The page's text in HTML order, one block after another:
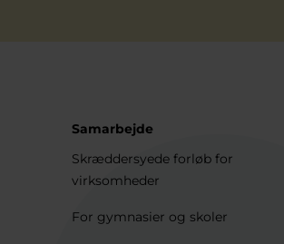
Samarbejde
Skræddersyede forløb for
virksomheder
For gymnasier og skoler